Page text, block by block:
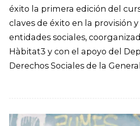
éxito la primera edición del
claves de éxito en la provisión
entidades sociales,
Hàbitat3 y con el apoyo del
Derechos Sociales de la